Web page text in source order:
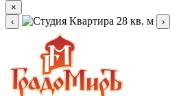
×
‹
›